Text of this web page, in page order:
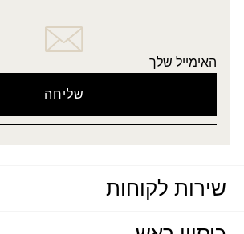
האימייל שלך
שירות לקוחות